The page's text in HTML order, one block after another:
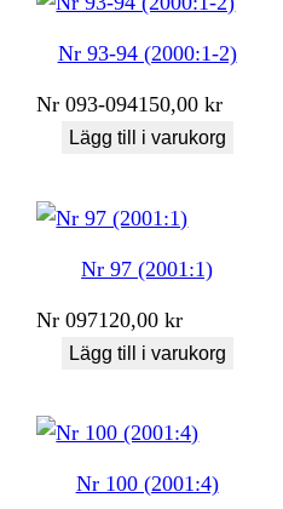
Nr 93-94 (2000:1-2)
Nr 093-094150,00kr
Lägg till i varukorg
Nr 97 (2001:1)
Nr 097120,00kr
Lägg till i varukorg
Nr 100 (2001:4)